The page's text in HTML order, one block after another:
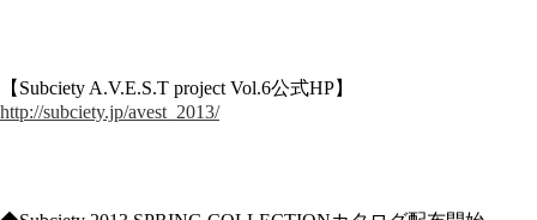
【Subciety A.V.E.S.T project Vol.6公式HP】
http://subciety.jp/avest_2013/